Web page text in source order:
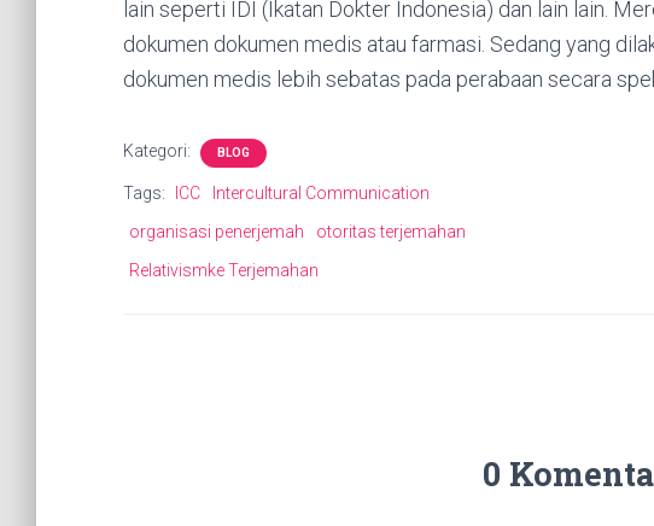
lain seperti IDI (Ikatan Dokter Indonesia) dan lain lain.
dokumen dokumen medis atau farmasi. Sedang yang
dokumen medis lebih sebatas pada perabaan secara
Kategori: BLOG
Tags: ICC
Intercultural Communication
organisasi penerjemah
otoritas terjemahan
Relativismke Terjemahan
0